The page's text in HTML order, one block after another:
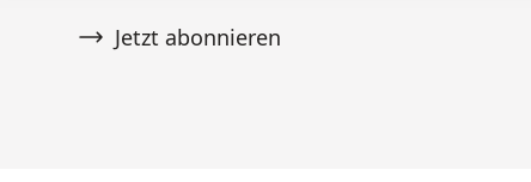
Jetzt abonnieren